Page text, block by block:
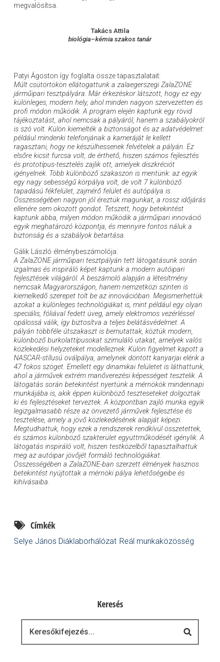
megvalósítsa.
Takács Attila
biológia–kémia szakos tanár
Patyi Ágoston így foglalta össze tapasztalatait:
Múlt csütörtökön ellátogattunk a zalaegerszegi ZalaZONE
járműipari tesztpályára. Már érkezéskor látszott, hogy ez egy
különleges, modern hely, ahol minden nagyon szervezetten és
profi módon működik. A program elején kaptunk egy rövid
tájékoztatást, ahol nemcsak a pályáról, hanem a szabályokról
is szó volt. Külön kiemelték a biztonságot és az adatvédelmet:
például mindenki telefonjának a kameráját le kellett
ragasztani, hogy ne készülhessenek felvételek a pályán. Ez
elsőre kicsit furcsa volt, de érthető, hiszen számos fejlesztés
és prototípus-tesztelés zajlik ott, amelyek diszkréciót
igényelnek. Több különböző szakaszon is mentünk: az egyik
egy nagy sebességű körpálya volt, de volt 7 különböző
tapadású fékfelület, zajmérő felület és autópálya is.
Összességében nagyon jól éreztük magunkat, a rossz időjárás
ellenére sem okozott gondot. Tetszett, hogy betekintést
kaptunk abba, milyen módon működik a járműipari innováció
egyik meghatározó központja, és mennyire fontos náluk a
biztonság és a szabályok betartása.
Gálik László élménybeszámolója:
A ZalaZONE járműipari tesztpályán tett látogatásunk során
izgalmas és inspiráló képet kaptunk a modern autóipari
fejlesztések világáról. A beszámoló alapján a létesítmény
nemcsak Magyarországon, hanem nemzetközi szinten is
kiemelkedő szerepet tölt be az innovációban. Megismerhettük
azokat a különleges technológiákat is, mint például egy olyan
speciális, fóliával fedett üveg, amely elektromos vezérléssel
opálossá válik, így biztosítva a teljes belátásvédelmet. A
pályán többféle útszakaszt is bemutattak, köztük modern,
különböző burkolattípusokat szimuláló utakat, amelyek valós
közlekedési helyzeteket modelleznek. Külön figyelmet kapott a
NASCAR-stílusú oválpálya, amelynek döntött kanyarjai elérik a
47 fokos szöget. Emellett egy dinamikai felületet is láthattunk,
ahol a járművek extrém manőverezési képességeit tesztelik. A
látogatás során betekintést nyertünk a mérnökök mindennapi
munkájába is, akik éppen különböző teszteseteket dolgoztak
ki és fejlesztéseket terveztek. A központban zajló munka egyik
legizgalmasabb része az önvezető járművek fejlesztése és
tesztelése, amely a jövő közlekedésének alapját képezi.
Megtudhattuk, hogy ezek a rendszerek rendkívül összetettek,
és számos különböző szakterület együttműködését igénylik. A
látogatás inspiráló volt, hiszen testközelből tapasztalhattuk
meg az autóipar jövőjét formáló technológiákat.
Összességében a ZalaZONE-ban szerzett élmények hasznos
betekintést nyújtottak a mérnöki pálya lehetőségeibe és
kihívásaiba.
Címkék
Selye János Diáklaborhálózat Reál munkaközösség
Keresés